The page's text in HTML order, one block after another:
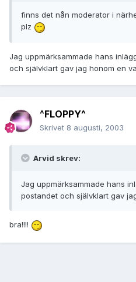
finns det nån moderator i
plz
Jag uppmärksammade hans
och självklart gav jag honom en
^FLOPPY^
Skrivet 8 augusti, 2003
Arvid skrev:
Jag uppmärksammade hans
postandet och självklart gav
bra!!!!